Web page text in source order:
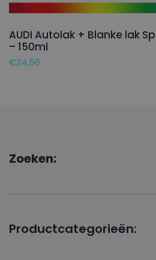
AUDI Autolak + Blanke lak
– 150ml
€24,50
Zoeken:
Productcategorieën: